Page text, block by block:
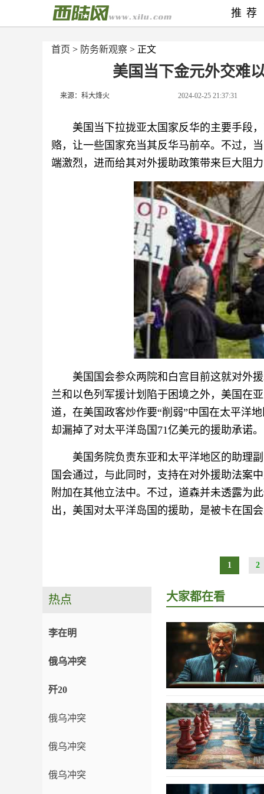
首页 > 防务新观察 > 正文
美国当下金元外交难
来源：科大烽火 2024-02-25 21:37:31
美国当下拉拢亚太国家反华的主要手段
赂，让一些国家充当其反华马前卒。不过，
端激烈，进而给其对外援助政策带来巨大阻
美国国会参众两院和白宫目前这就对外
兰和以色列军援计划陷于困境之外，美国在
道，在美国政客炒作要“削弱”中国在太平洋
却漏掉了对太平洋岛国71亿美元的援助承诺。
美国务院负责东亚和太平洋地区的助理
国会通过，与此同时，支持在对外援助法案
附加在其他立法中。不过，道森并未透露为
出，美国对太平洋岛国的援助，是被卡在国
1 2
推荐
热点
李在明
俄乌冲突
歼20
俄乌冲突
俄乌冲突
俄乌冲突
大家都在看